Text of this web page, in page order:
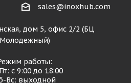
sales@inoxhub.com
дом 5, офис 2/2 (БЦ
Молодежный)
работы:
с 9:00 до 18:00
Вс: выходной